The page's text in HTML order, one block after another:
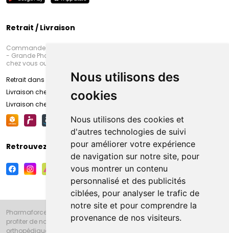
Nous utilisons des
cookies
Nous utilisons des cookies et
d'autres technologies de suivi
pour améliorer votre expérience
de navigation sur notre site, pour
vous montrer un contenu
personnalisé et des publicités
ciblées, pour analyser le trafic de
notre site et pour comprendre la
provenance de nos visiteurs.
Retrait / Livraison
Commandez en ligne et venez chercher votre commande à Amiens
- Grande Pharmacie d’Amiens (Fachon) ou recevez-là rapidement
chez vous ou en point retrait
Retrait dans la pharmacie d’Amiens
Livraison chez vous
Livraison chez votre commerçant
Retrouvez-nous sur vos réseaux sociaux
Pharmaforce.fr et la Grande Pharmacie d’Amiens vous souhaitent de
profiter de notre accueil, de nos conseils pharmaceutiques,
orthopédiques, homéopathiques, parapharmaceutiques, beauté et